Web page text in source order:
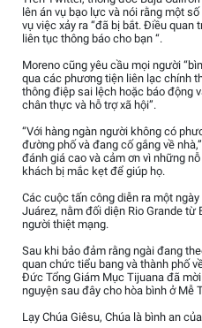
lên án vụ bạo lực và nói rằng một
vụ việc xảy ra “đã bị bắt. Điều quan
liên tục thông báo cho bạn “.
Moreno cũng yêu cầu mọi người
qua các phương tiện liên lạc chính
thông điệp sai lệch hoặc báo động
chân thực và hỗ trợ xã hội”.
“Với hàng ngàn người không có
đường phố và đang cố gắng về
đánh giá cao và cảm ơn vì những
khách bị mắc kẹt để giúp họ.
Các cuộc tấn công diễn ra một
Juárez, nằm đối diện Rio Grande từ
người thiệt mạng.
Sau khi bảo đảm rằng ngài đang
quan chức tiểu bang và thành phố
Đức Tổng Giám Mục Tijuana đã
nguyện sau đây cho hòa bình ở Mễ
Lạy Chúa Giêsu, Chúa là bình an